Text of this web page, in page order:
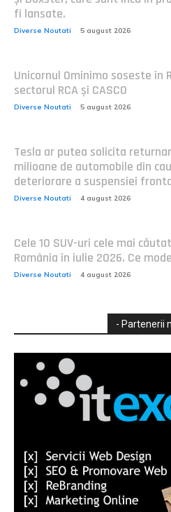
fi lansate.
Diverse Noutati 5 august 2026
Unicornul Ominimo soseste în
sectorul RCA și CASCO
Diverse Noutati 5 august 2026
Tesla ar putea solicita
milioane de automobile din
deteriorare a suspensiei
Diverse Noutati 4 august 2026
Cele 10 SUV-uri cele mai
România în iulie 2026. Ce
Diverse Noutati 4 august 2026
- Partenerii